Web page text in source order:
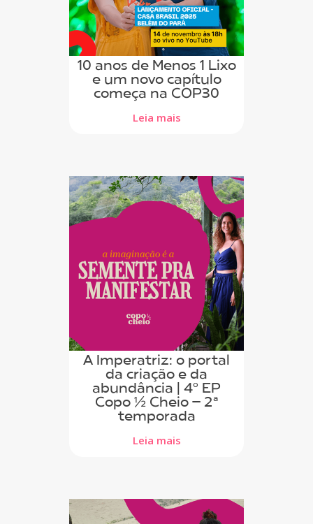
10 anos de Menos 1 Lixo
e um novo capítulo
começa na COP30
Leia mais
A Imperatriz: o portal
da criação e da
abundância | 4º EP
Copo ½ Cheio – 2ª
temporada
Leia mais